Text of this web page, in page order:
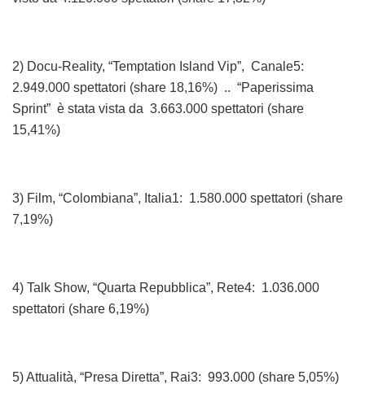
2) Docu-Reality, “Temptation Island Vip”, Canale5:
2.949.000 spettatori (share 18,16%) .. “Paperissima
Sprint” è stata vista da 3.663.000 spettatori (share
15,41%)
3) Film, “Colombiana”, Italia1: 1.580.000 spettatori (share
7,19%)
4) Talk Show, “Quarta Repubblica”, Rete4: 1.036.000
spettatori (share 6,19%)
5) Attualità, “Presa Diretta”, Rai3: 993.000 (share 5,05%)